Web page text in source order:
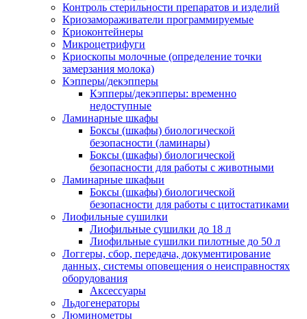
Контроль стерильности препаратов и изделий
Криозамораживатели программируемые
Криоконтейнеры
Микроцетрифуги
Криоскопы молочные (определение точки
замерзания молока)
Кэпперы/декэпперы
Кэпперы/декэпперы: временно
недоступные
Ламинарные шкафы
Боксы (шкафы) биологической
безопасности (ламинары)
Боксы (шкафы) биологической
безопасности для работы с животными
Ламинарные шкафыи
Боксы (шкафы) биологической
безопасности для работы с цитостатиками
Лиофильные сушилки
Лиофильные сушилки до 18 л
Лиофильные сушилки пилотные до 50 л
Логгеры, сбор, передача, документирование
данных, системы оповещения о неисправностях
оборудования
Аксессуары
Льдогенераторы
Люминометры